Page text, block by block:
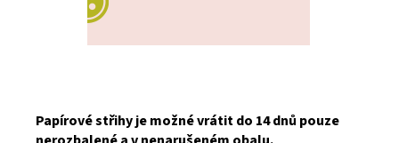
Papírové střihy je možné vrátit do 14 dnů pouze